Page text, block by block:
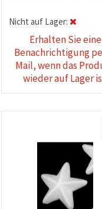
Nicht auf Lager:
Erhalten Sie eine
Benachrichtigung
Mail, wenn das
wieder auf Lager